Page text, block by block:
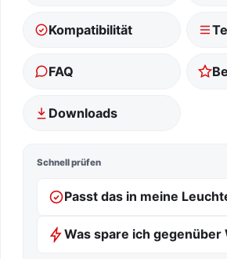
Kompatibilität
FAQ
Downloads
Schnell prüfen
Passt das in meine
Was spare ich gegenüber